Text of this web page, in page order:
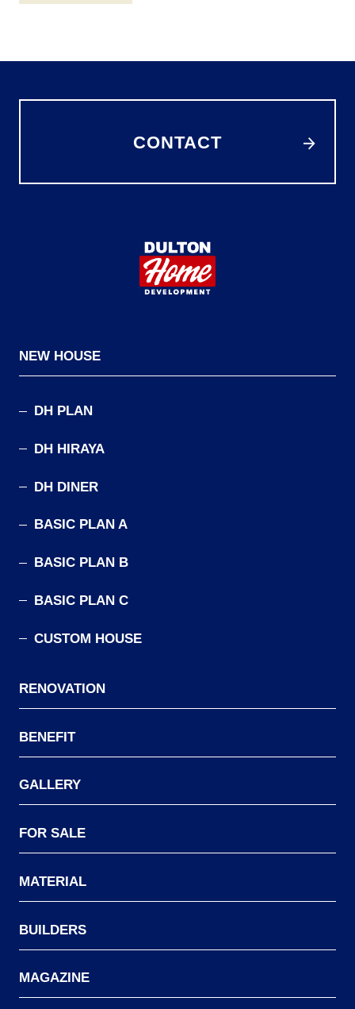
CONTACT
NEW HOUSE
DH PLAN
DH HIRAYA
DH DINER
BASIC PLAN A
BASIC PLAN B
BASIC PLAN C
CUSTOM HOUSE
RENOVATION
BENEFIT
GALLERY
FOR SALE
MATERIAL
BUILDERS
MAGAZINE